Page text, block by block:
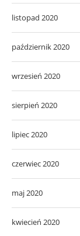
listopad 2020
październik 2020
wrzesień 2020
sierpień 2020
lipiec 2020
czerwiec 2020
maj 2020
kwiecień 2020